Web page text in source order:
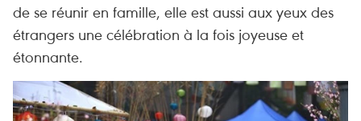
de se réunir en famille, elle est aussi aux yeux des
étrangers une célébration à la fois joyeuse et
étonnante.